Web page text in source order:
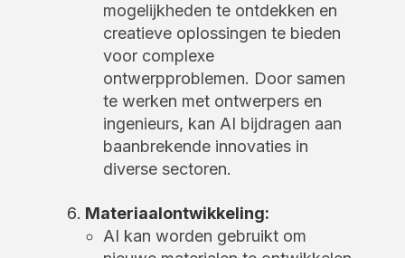
mogelijkheden te ontdekken en
creatieve oplossingen te bieden
voor complexe
ontwerpproblemen. Door samen
te werken met ontwerpers en
ingenieurs, kan AI bijdragen aan
baanbrekende innovaties in
diverse sectoren.
Materiaalontwikkeling:
AI kan worden gebruikt om